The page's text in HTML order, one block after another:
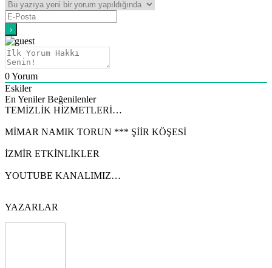
0Yorum
Eskiler
En Yeniler Beğenilenler
TEMİZLİK HİZMETLERİ…
MİMAR NAMIK TORUN *** ŞİİR KÖŞESİ
İZMİR ETKİNLİKLER
YOUTUBE KANALIMIZ…
YAZARLAR